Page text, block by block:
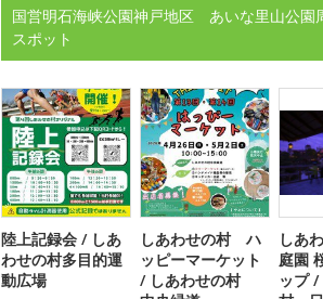
国営明石海峡公園神戸地区 あいな里山公園
スポット
陸上記録会 / しあ
わせの村多目的運
動広場
しあわせの村 ハ
ッピーマーケット
/ しあわせの村
しあ
庭園
ップ